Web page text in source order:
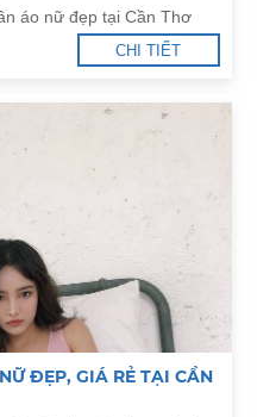
áo nữ đẹp tại Cần Thơ
CHI TIẾT
ĐẸP, GIÁ RẺ TẠI CẦN